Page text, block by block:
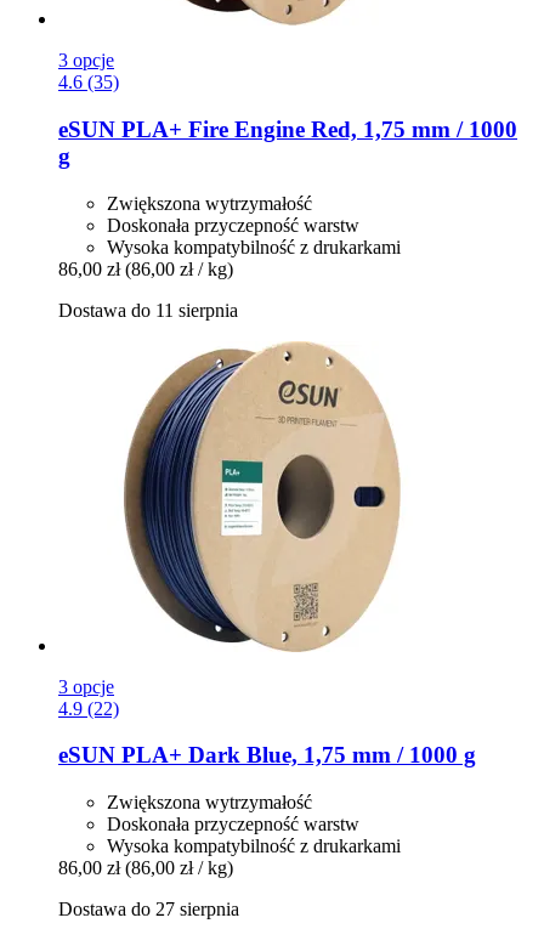
3 opcje
4.6 (35)
eSUN PLA+ Fire Engine Red, 1,75 mm / 1000
g
Zwiększona wytrzymałość
Doskonała przyczepność warstw
Wysoka kompatybilność z drukarkami
86,00 zł (86,00 zł / kg)
Dostawa do 11 sierpnia
3 opcje
4.9 (22)
eSUN PLA+ Dark Blue, 1,75 mm / 1000 g
Zwiększona wytrzymałość
Doskonała przyczepność warstw
Wysoka kompatybilność z drukarkami
86,00 zł (86,00 zł / kg)
Dostawa do 27 sierpnia